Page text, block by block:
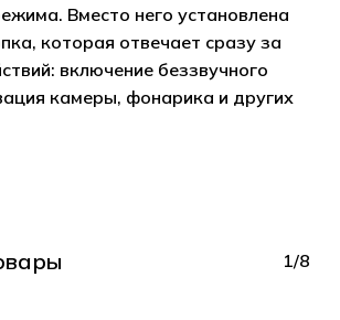
Вместо него установлена
которая отвечает сразу за
включение беззвучного
камеры, фонарика и других
1/8